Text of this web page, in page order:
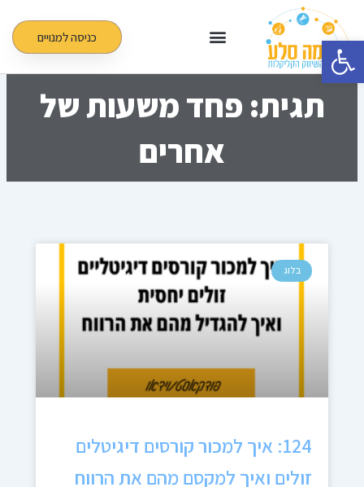
פתח סרגל נגישות
לתוכן
כניסה למנויים
תגית: פחד משעות של
אחרים
בלוג
124: איך למכור קורסים דיגיטלים
זולים ואיך למקסם מהם את הרווח